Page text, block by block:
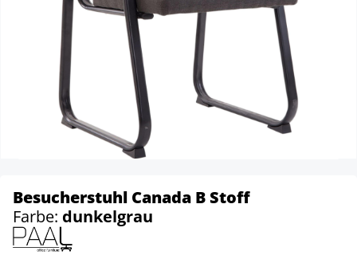
Besucherstuhl Canada B Stoff
Farbe: dunkelgrau